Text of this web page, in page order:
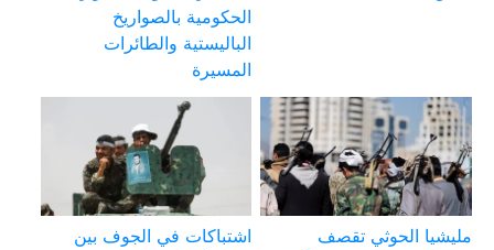
الحكومية بالصواريخ
الباليستية والطائرات
المسيرة
مليشيا الحوثي تقصف
اشتباكات في الجوف بين